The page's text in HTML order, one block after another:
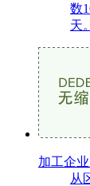
数
天
加工企
从